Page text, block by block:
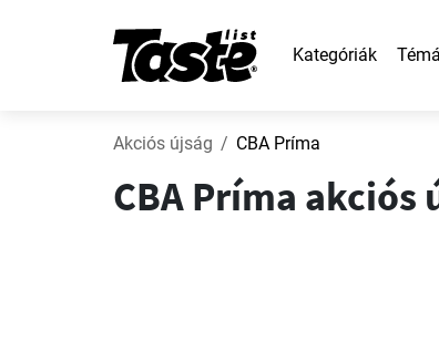
Kategóriák
Akciós újság CBA Príma
CBA Príma